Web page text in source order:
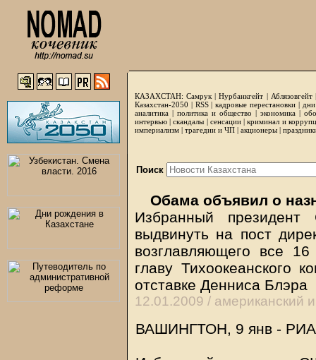
КАЗАХСТАН: Самрук |Нурбанкгейт | Аблязовгейт
Казахстан-2050 | RSS|кадровые перестановки|
аналитика | политика и общество | экономика |
интервью |скандалы | сенсации|криминал и
империализм | трагедии и ЧП | акционеры |
Поиск
Обама объявил о
Избранный
выдвинуть на пост
возглавляющего все
главу
отставке Денниса Блэра
12.01.2009 / американский
ВАШИНГТОН, 9 янв - РИА